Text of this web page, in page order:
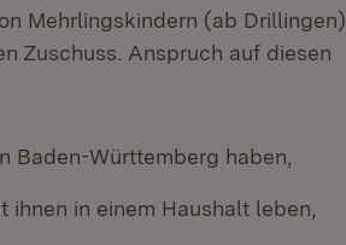
Mehrlingskindern (ab Drillingen)
Zuschuss. Anspruch auf diesen
Baden-Württemberg haben,
in einem Haushalt leben,